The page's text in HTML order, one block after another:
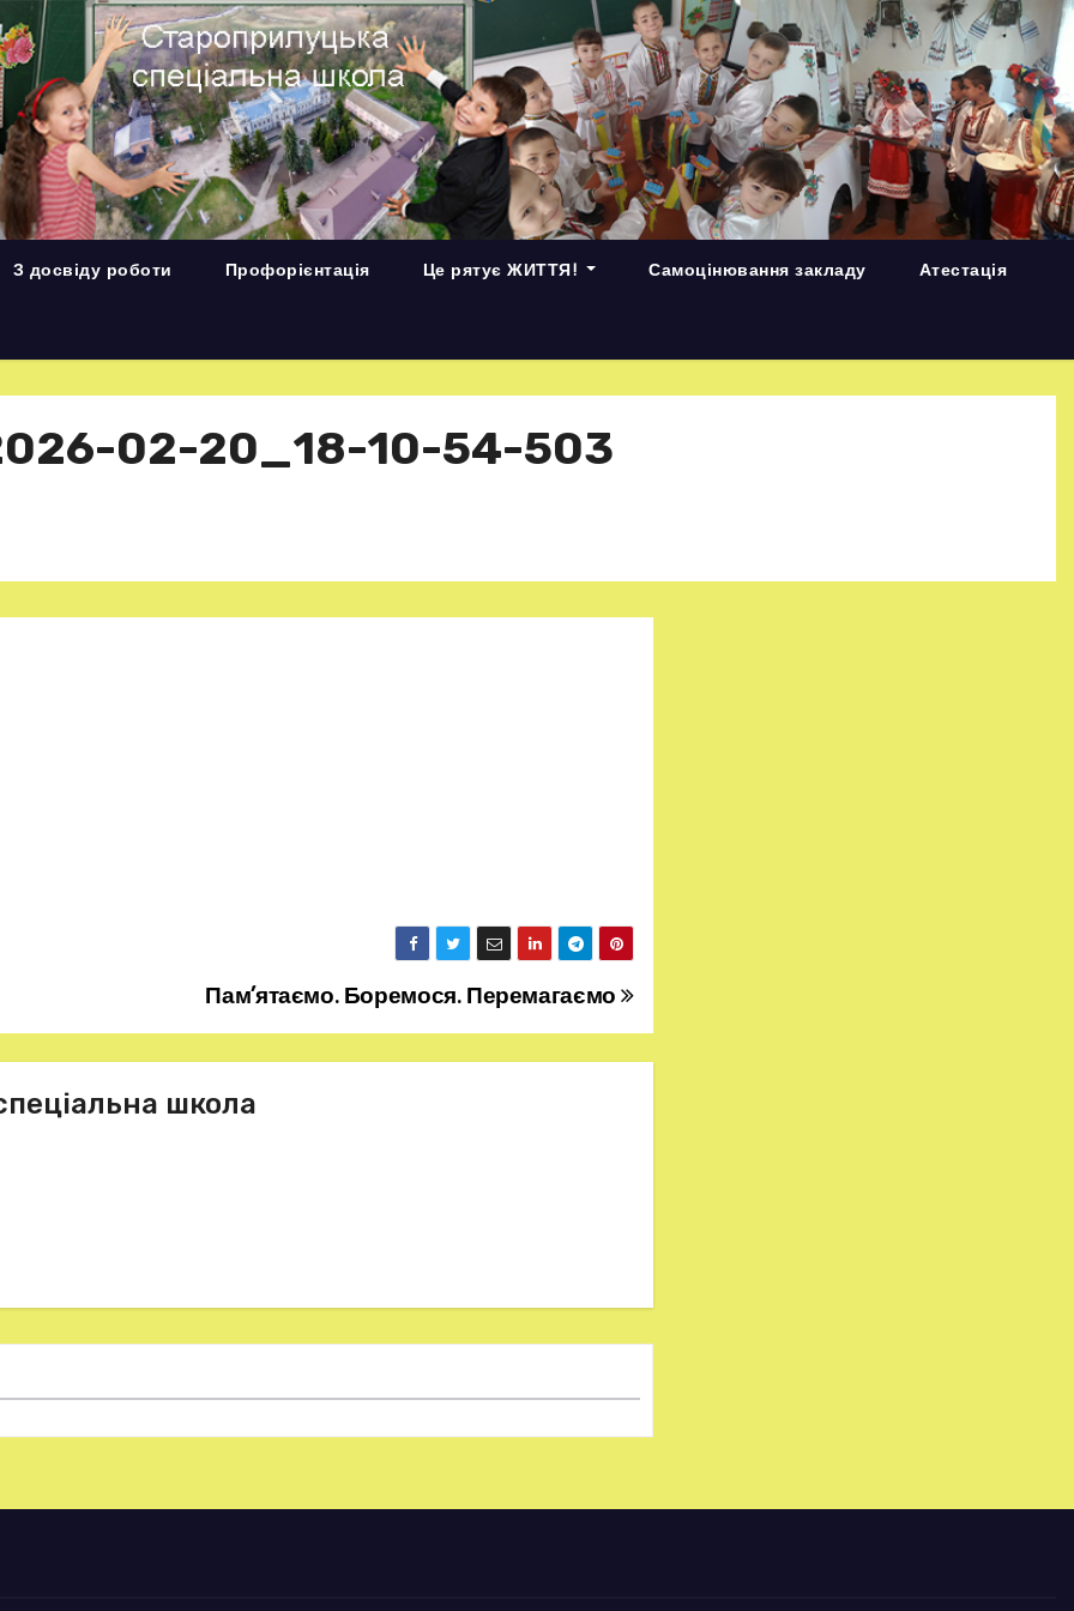
З досвіду роботи Профорієнтація Це рятує ЖИТТЯ! Самоцінювання закладу Атестація
02-20_18-10-54-503
Пам’ятаємо. Боремося. Перемагаємо
школа